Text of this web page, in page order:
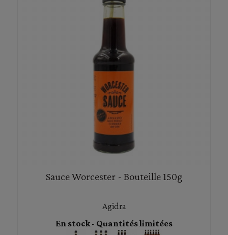
Sauce Worcester - Bouteille 150g
Agidra
En stock - Quantités limitées